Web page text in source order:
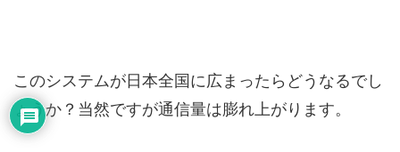
このシステムが日本全国に広まったらどうなるでし
ょうか？当然ですが通信量は膨れ上がります。